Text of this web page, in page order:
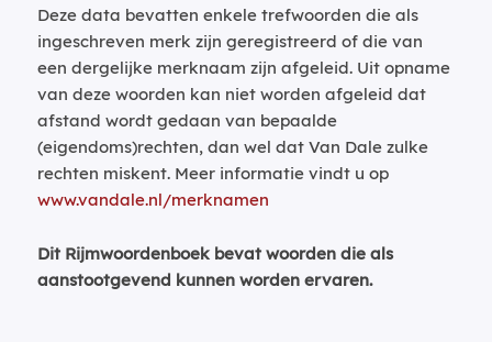
Deze data bevatten enkele trefwoorden die als
ingeschreven merk zijn geregistreerd of die van
een dergelijke merknaam zijn afgeleid. Uit opname
van deze woorden kan niet worden afgeleid dat
afstand wordt gedaan van bepaalde
(eigendoms)rechten, dan wel dat Van Dale zulke
rechten miskent. Meer informatie vindt u op
www.vandale.nl/merknamen
Dit Rijmwoordenboek bevat woorden die als
aanstootgevend kunnen worden ervaren.